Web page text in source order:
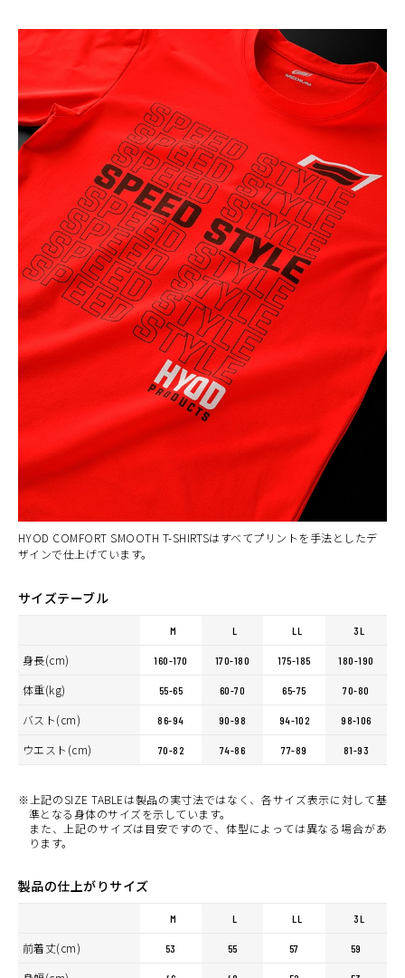
HYOD COMFORT SMOOTH T-SHIRTSはすべてプリントを手法としたデ
ザインで仕上げています。
サイズテーブル
M L LL 3L
身長(cm) 160-170 170-180 175-185 180-190
体重(kg) 55-65 60-70 65-75 70-80
バスト(cm) 86-94 90-98 94-102 98-106
ウエスト(cm) 70-82 74-86 77-89 81-93
※上記のSIZE TABLEは製品の実寸法ではなく、各サイズ表示に対して基
準となる身体のサイズを示しています。
また、上記のサイズは目安ですので、体型によっては異なる場合があ
ります。
製品の仕上がりサイズ
M L LL 3L
前着丈(cm) 53 55 57 59
NAVY
カートに入れる
NAVY
L
¥6,160(税込)
NAVY
LL
¥6,160(税込)
カートに入れる
RED
¥6,160(税込)
カートに入れる
RED
L
¥6,160(税込)
カートに入れる
WHITE
¥6,160 (税込)